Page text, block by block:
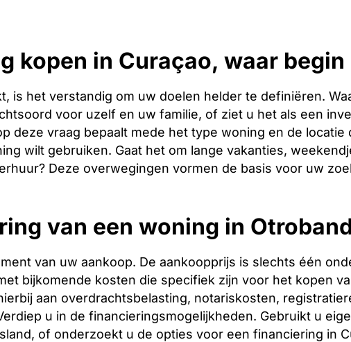
kopen in Curaçao, waar begin
is het verstandig om uw doelen helder te definiëren.
voor uzelf en uw familie, of ziet u het als een
deze vraag bepaalt mede het type woning en de locatie
wilt gebruiken. Gaat het om lange vakanties,
Deze overwegingen vormen de basis voor uw
van een woning in
van uw aankoop. De aankoopprijs is slechts één
bijkomende kosten die specifiek zijn voor het kopen
aan overdrachtsbelasting, notariskosten,
u in de financieringsmogelijkheden. Gebruikt u
of onderzoekt u de opties voor een financiering in